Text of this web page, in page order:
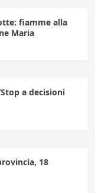
fiamme alla
Maria
a decisioni
18